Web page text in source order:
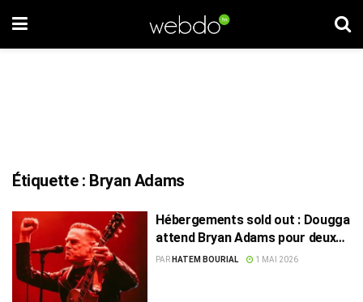
Étiquette : Bryan Adams
Hébergements sold out : Dougga
attend Bryan Adams pour deux
concerts
PAR HATEM BOURIAL 1 MAI 2026